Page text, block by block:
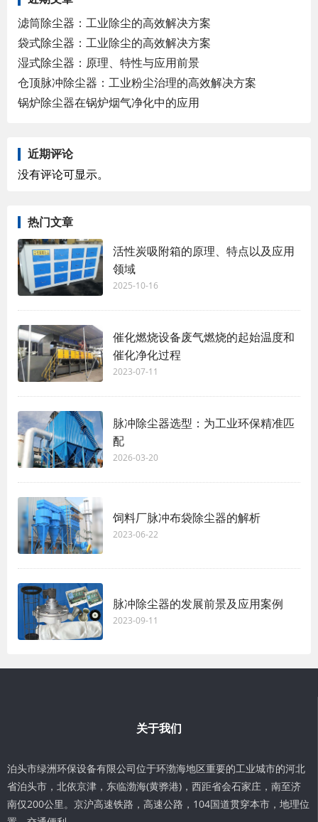
滤筒除尘器：工业除尘的高效解决方案
袋式除尘器：工业除尘的高效解决方案
湿式除尘器：原理、特性与应用前景
仓顶脉冲除尘器：工业粉尘治理的高效解决方案
锅炉除尘器在锅炉烟气净化中的应用
近期评论
没有评论可显示。
热门文章
活性炭吸附箱的原理、特点以及应用
领域
2025-10-16
催化燃烧设备废气燃烧的起始温度和
催化净化过程
2023-07-11
脉冲除尘器选型：为工业环保精准匹
配
2026-03-20
饲料厂脉冲布袋除尘器的解析
2023-06-22
脉冲除尘器的发展前景及应用案例
2023-09-11
关于我们
泊头市绿洲环保设备有限公司位于环渤海地区重要的工业城市的河北
省泊头市，北依京津，东临渤海(黄骅港)，西距省会石家庄，南至济
南仅200公里。京沪高速铁路，高速公路，104国道贯穿本市，地理位